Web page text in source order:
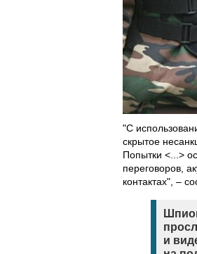
"С
скрытое
Попытки <...>
переговоров,
контактах", –
и